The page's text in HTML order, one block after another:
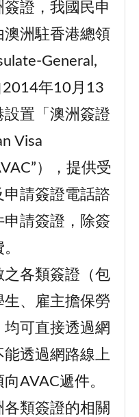
證，我國民申
洲駐香港總領
General,
2014年10月13
設置「澳洲簽證
Visa
），提供受
請簽證電話諮
請簽證，除簽
各類簽證（包
、雇主擔保勞
可直接透過網
透過網路線上
AVAC遞件。
類簽證的相關